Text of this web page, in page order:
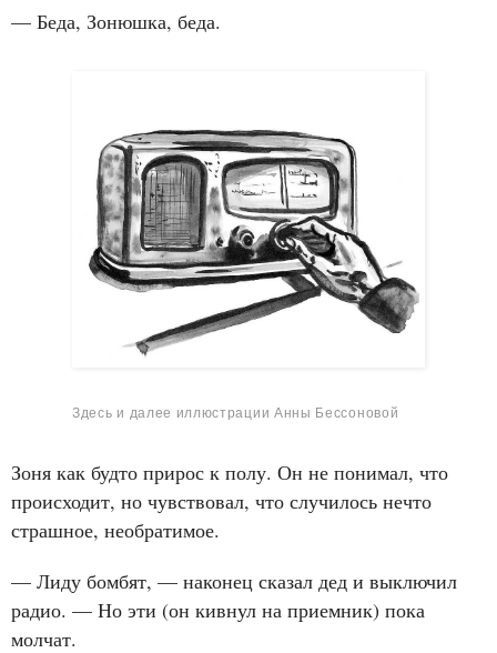
— Беда, Зонюшка, беда.
Здесь и далее иллюстрации Анны Бессоновой
Зоня как будто прирос к полу. Он не понимал, что
происходит, но чувствовал, что случилось нечто
страшное, необратимое.
— Лиду бомбят, — наконец сказал дед и выключил
радио. — Но эти (он кивнул на приемник) пока
молчат.